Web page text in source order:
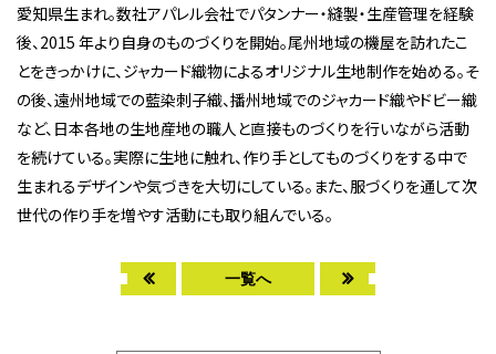
愛知県生まれ。数社アパレル会社でパタンナー・縫製・生産管理を経験
後、2015 年より自身のものづくりを開始。尾州地域の機屋を訪れたこ
とをきっかけに、ジャカード織物によるオリジナル生地制作を始める。そ
の後、遠州地域での藍染刺子織、播州地域でのジャカード織やドビー織
など、日本各地の生地産地の職人と直接ものづくりを行いながら活動
を続けている。実際に生地に触れ、作り手としてものづくりをする中で
生まれるデザインや気づきを大切にしている。また、服づくりを通して次
世代の作り手を増やす活動にも取り組んでいる。
一覧へ